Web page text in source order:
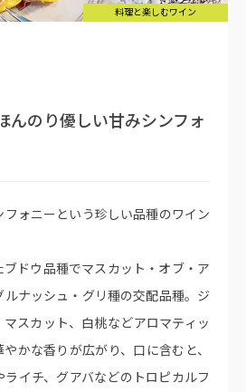
料理と楽しむワイン
んのり優しい甘みシンフォ
ォニーという珍しい品種のワイン
ドウ品種でマスカット・オブ・ア
ルナッシュ・グリ種の交配品種。ジ
スカット、白桃などアロマティッ
かな香りが広がり、口に含むと、
イチ、グアバなどのトロピカルフ